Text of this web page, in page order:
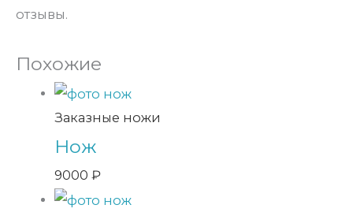
отзывы.
Похожие
Заказные ножи
Нож
9000₽